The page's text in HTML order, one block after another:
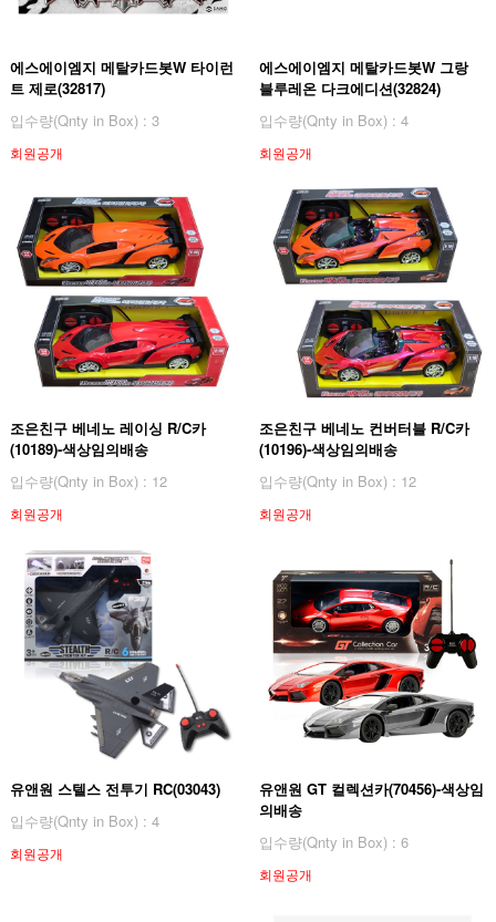
에스에이엠지 메탈카드봇W 타이런
트 제로(32817)
입수량(Qnty in Box) : 3
회원공개
에스에이엠지 메탈카드봇W 그랑
블루레온 다크에디션(32824)
입수량(Qnty in Box) : 4
회원공개
조은친구 베네노 레이싱 R/C카
(10189)-색상임의배송
입수량(Qnty in Box) : 12
회원공개
조은친구 베네노 컨버터블 R/C카
(10196)-색상임의배송
입수량(Qnty in Box) : 12
회원공개
유앤원 스텔스 전투기 RC(03043)
입수량(Qnty in Box) : 4
회원공개
유앤원 GT 컬렉션카(70456)-색상임
의배송
입수량(Qnty in Box) : 6
회원공개